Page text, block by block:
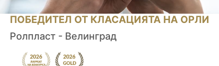
ПОБЕДИТЕЛ ОТ КЛАСАЦИЯТА НА ОРЛИ
Ролпласт - Велинград